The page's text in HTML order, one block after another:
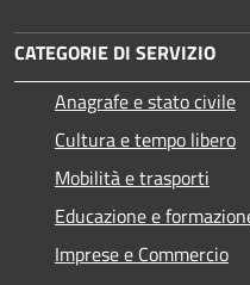
CATEGORIE DI SERVIZIO
Anagrafe e stato civile
Cultura e tempo libero
Mobilità e trasporti
Educazione e
Imprese e Commercio